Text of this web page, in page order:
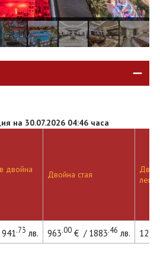
на 30.07.2026 04:46 часа
двойна
Двойна стая
легло
.73 лв. 963.00€ / 1883.46 лв. 1299